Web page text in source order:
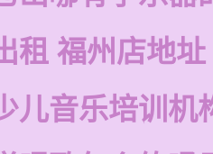
租 福州店地址
儿音乐培训机